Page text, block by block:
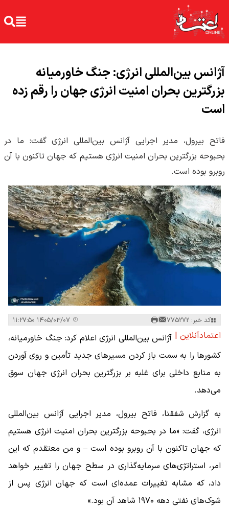
آژانس بین‌المللی انرژی: جنگ خاورمیانه
بزرگترین بحران امنیت انرژی جهان را رقم زده
است
فاتح بیرول، مدیر اجرایی آژانس بین‌المللی انرژی گفت: ما در
بحبوحه بزرگترین بحران امنیت انرژی هستیم که جهان تاکنون با آن
روبرو بوده است.
کد خبر: 775272
اعتمادآنلاین | آژانس بین‌المللی انرژی اعلام کرد: جنگ خاورمیانه،
کشورها را به سمت باز کردن مسیرهای جدید تأمین و روی آوردن
به منابع داخلی برای غلبه بر بزرگترین بحران انرژی جهان سوق
می‌دهد.
به گزارش شفقنا، فاتح بیرول، مدیر اجرایی آژانس بین‌المللی
انرژی، گفت: «ما در بحبوحه بزرگترین بحران امنیت انرژی هستیم
که جهان تاکنون با آن روبرو بوده است – و من معتقدم که این
امر، استراتژی‌های سرمایه‌گذاری در سطح جهان را تغییر خواهد
داد، که مشابه تغییرات عمده‌ای است که جهان انرژی پس از
شوک‌های نفتی دهه ۱۹۷۰ شاهد آن بود.»